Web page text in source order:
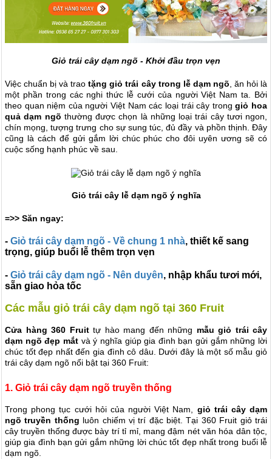
Giỏ trái cây dạm ngõ - Khởi đầu trọn vẹn
Việc chuẩn bị và trao tặng giỏ trái cây trong lễ dạm ngõ , ăn hỏi là
một phần trong các nghi thức lễ cưới của người Việt Nam ta. Bởi
theo quan niệm của người Việt Nam các loại trái cây tronggiỏ hoa
quả dạm ngõ thường được chọn là những loại trái cây tươi ngon,
chín mọng, tượng trưng cho sự sung túc, đủ đầy và phồn thịnh. Đây
cũng là cách để gửi gắm lời chúc phúc cho đôi uyên ương sẽ có
cuộc sống hạnh phúc về sau.
Giỏ trái cây lễ dạm ngõ ý nghĩa
=>> Săn ngay:
- Giỏ trái cây dạm ngõ - Về chung 1 nhà, thiết kế sang
trọng, giúp buổi lễ thêm trọn vẹn
- Giỏ trái cây dạm ngõ - Nên duyên, nhập khẩu tươi mới,
sẵn giao hỏa tốc
Các mẫu giỏ trái cây dạm ngõ tại 360 Fruit
Cửa hàng 360 Fruittự hào mang đến những mẫu giỏ trái cây
dạm ngõ đẹp mắtvà ý nghĩa giúp gia đình bạn gửi gắm những lời
chúc tốt đẹp nhất đến gia đình cô dâu. Dưới đây là một số mẫu giỏ
trái cây dạm ngõ nổi bật tại 360 Fruit:
1. Giỏ trái cây dạm ngõ truyền thống
Trong phong tục cưới hỏi của người Việt Nam, giỏ trái cây dạm
ngõ truyền thống luôn chiếm vị trí đặc biệt. Tại 360 Fruit giỏ trái
cây truyền thống được bày trí tỉ mỉ, mang đậm nét văn hóa dân tộc,
giúp gia đình bạn gửi gắm những lời chúc tốt đẹp nhất trong buổi lễ
dạm ngõ.